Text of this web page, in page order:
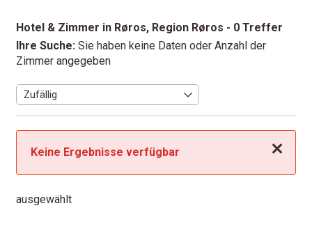
Hotel & Zimmer in Røros, Region Røros - 0 Treffer
Ihre Suche: Sie haben keine Daten oder Anzahl der
Zimmer angegeben
Schließen
Keine Ergebnisse verfügbar
ausgewählt